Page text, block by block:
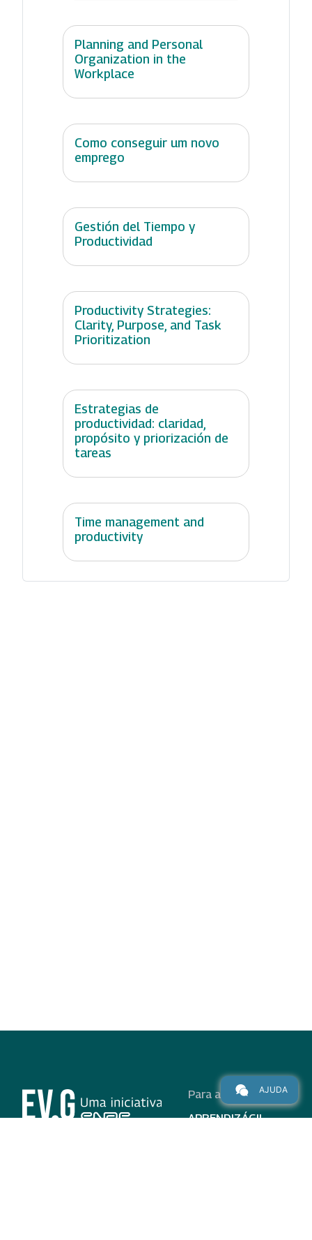
Planning and Personal
Organization in the
Workplace
Como conseguir um novo
emprego
Gestión del Tiempo y
Productividad
Productivity Strategies:
Clarity, Purpose, and Task
Prioritization
Estrategias de
productividad: claridad,
propósito y priorización de
tareas
Time management and
productivity
Para alunos
APRENDIZÁGIL
AJUDA